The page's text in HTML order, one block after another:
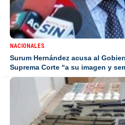
NACIONALES
Surum Hernández acusa al
Suprema Corte “a su imagen y